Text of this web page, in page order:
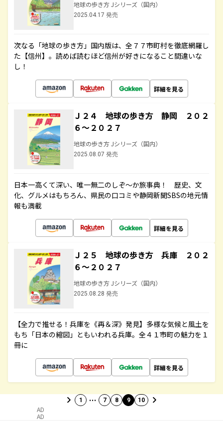
地球の歩き方 Jシリーズ（国内）
2025.04.17 発売
次なる「地球の歩き方」国内版は、全７７市町村を徹底網羅し
た【信州】。読めば読むほど信州が好きになること間違いな
し！
詳細を見る
Ｊ２４ 地球の歩き方 静岡 ２０２
６～２０２７
地球の歩き方 Jシリーズ（国内）
2025.08.07 発売
日本一高くて深い、唯一無二のしぞ～か旅事典！ 歴史、文
化、グルメはもちろん、県民の口コミや静岡新聞SBSの地元情
報も満載
詳細を見る
Ｊ２５ 地球の歩き方 兵庫 ２０２
６～２０２７
地球の歩き方 Jシリーズ（国内）
2025.08.28 発売
【全力で推せる！兵庫を《再＆深》発見】多様な気候と風土を
もち「日本の縮図」ともいわれる兵庫。全４１市町の魅力を１
冊に
詳細を見る
1 … 7 8 9 10
AD
AD